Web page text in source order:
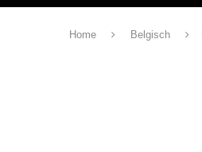
Home Belgisch